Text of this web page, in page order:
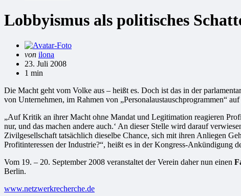
Lobbyismus als politisches
Gepostet
von
von ilona
23. Juli 2008
1 min
Die Macht geht vom Volke aus – heißt es. Doch ist das in der
von Unternehmen, im Rahmen von „Personalaustauschprogrammen“
„Auf Kritik an ihrer Macht ohne Mandat und Legitimation reagieren
nur, und das machen andere auch.‘ An dieser Stelle wird darauf
Zivilgesellschaft tatsächlich dieselbe Chance, sich mit ihren Anliegen
Profitinteressen der Industrie?“, heißt es in der Kongress-Ankündigung
Vom 19. – 20. September 2008 veranstaltet der Verein daher nun einen
Berlin.
www.netzwerkrecherche.de